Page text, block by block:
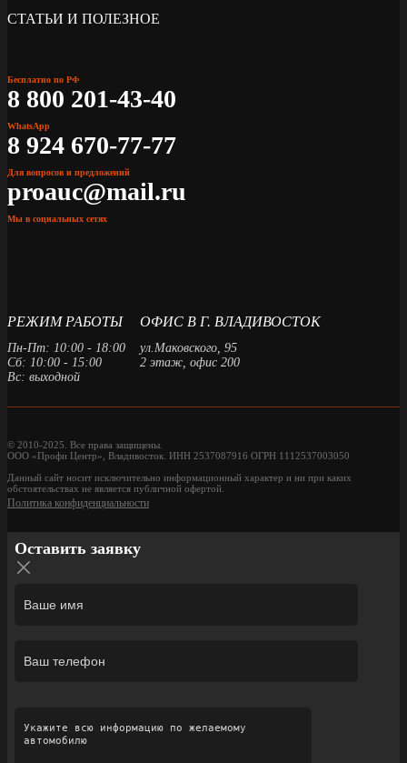
СТАТЬИ И ПОЛЕЗНОЕ
Бесплатно по РФ
8 800 201-43-40
WhatsApp
8 924 670-77-77
Для вопросов и предложений
proauc@mail.ru
Мы в социальных сетях
РЕЖИМ РАБОТЫ
Пн-Пт: 10:00 - 18:00
Сб: 10:00 - 15:00
Вс: выходной
ОФИС В Г. ВЛАДИВОСТОК
ул.Маковского, 95
2 этаж, офис 200
© 2010-2025. Все права защищены.
ООО «Профи Центр», Владивосток. ИНН 2537087916 ОГРН 1112537003050
Данный сайт носит исключительно информационный характер и ни при каких
обстоятельствах не является публичной офертой.
Политика конфиденциальности
Оставить заявку